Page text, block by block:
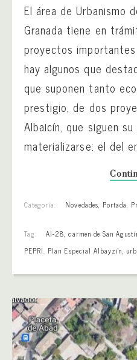
El área de Urbanismo
Granada tiene en
proyectos
hay algunos que
que suponen tanto
prestigio, de dos
Albaicín, que siguen
materializarse: el del
Categoría: Novedades, Portada,
Tag: AI-28,carmen de San
PEPRI. Plan Especial Albayzín,